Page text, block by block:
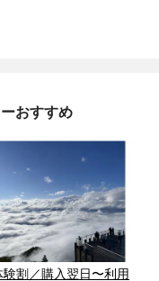
おすすめ
験割／購入翌日〜利用